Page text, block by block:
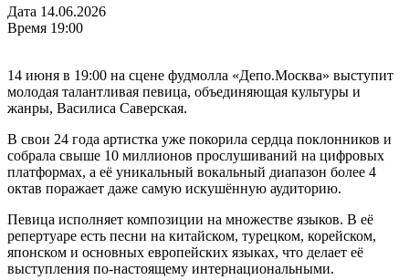
Дата 14.06.2026
Время 19:00
14 июня в 19:00 на сцене фудмолла «Депо.Москва» выступит
молодая талантливая певица, объединяющая культуры и
жанры, Василиса Саверская.
В свои 24 года артистка уже покорила сердца поклонников и
собрала свыше 10 миллионов прослушиваний на цифровых
платформах, а её уникальный вокальный диапазон более 4
октав поражает даже самую искушённую аудиторию.
Певица исполняет композиции на множестве языков. В её
репертуаре есть песни на китайском, турецком, корейском,
японском и основных европейских языках, что делает её
выступления по-настоящему интернациональными.